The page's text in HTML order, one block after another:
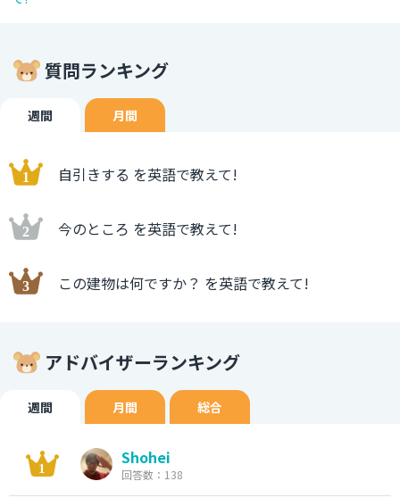
質問ランキング
週間 月間
自引きする を英語で教えて!
今のところ を英語で教えて!
この建物は何ですか？ を英語で教えて!
アドバイザーランキング
週間 月間 総合
Shohei
回答数：138